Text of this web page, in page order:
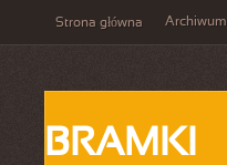
Strona główna Archiwum
BRAMKI